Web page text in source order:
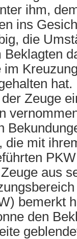
ihm,
ins
die
Zeuge
mit
aus
bemerkt
den